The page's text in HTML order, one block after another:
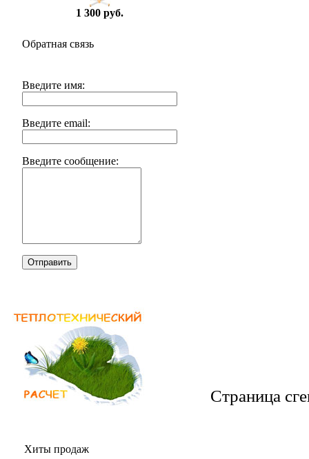
1 300 руб.
Обратная связь
Введите имя:
Введите email:
Введите сообщение:
Отправить
Хиты продаж
Страница